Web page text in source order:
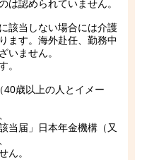
は認められていません。
該当しない場合には介護
ます。海外赴任、勤務中
いません。
。
歳以上の人とイメー
当届」日本年金機構（又
ん。